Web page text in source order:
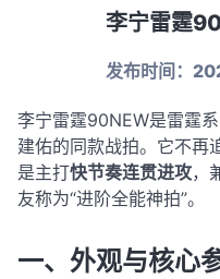
李宁雷霆
发布时间：
李宁雷霆90NEW是雷霆
建佑的同款战拍。它不再
是主打快节奏连贯进攻，
友称为“进阶全能神拍”。
一、外观与核心